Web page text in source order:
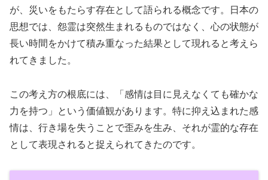
が、災いをもたらす存在として語られる概念です。日本の
思想では、怨霊は突然生まれるものではなく、心の状態が
長い時間をかけて積み重なった結果として現れると考えら
れてきました。
この考え方の根底には、「感情は目に見えなくても確かな
力を持つ」という価値観があります。特に抑え込まれた感
情は、行き場を失うことで歪みを生み、それが霊的な存在
として表現されると捉えられてきたのです。